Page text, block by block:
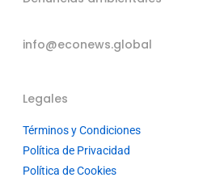
info@econews.global
Legales
Términos y Condiciones
Política de Privacidad
Política de Cookies